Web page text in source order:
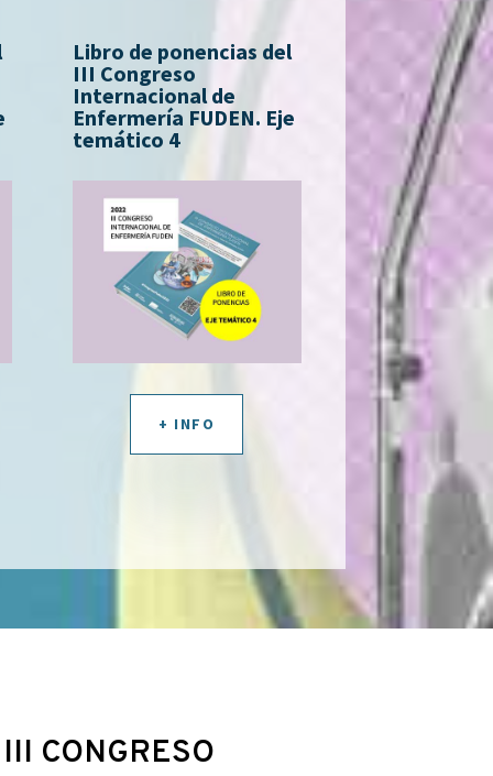
Libro de ponencias del
III Congreso
Internacional de
Enfermería FUDEN. Eje
temático 4
+ INFO
CONGRESO